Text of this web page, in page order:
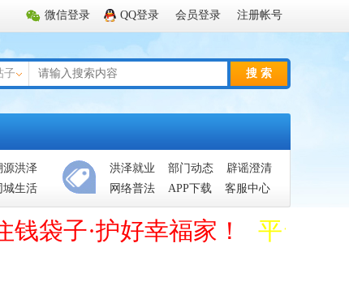
微信登录 QQ登录 会员登录 注册帐号
子 搜 索
源洪泽
城生活
洪泽就业 部门动态
辟谣澄清
网络普法
APP下载 客服中心
钱袋子·护好幸福家！ 平台管